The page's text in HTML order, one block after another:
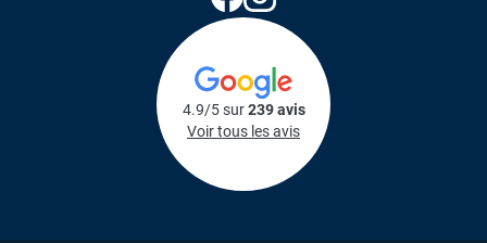
4.9/5 sur239 avis
Voir tous les avis